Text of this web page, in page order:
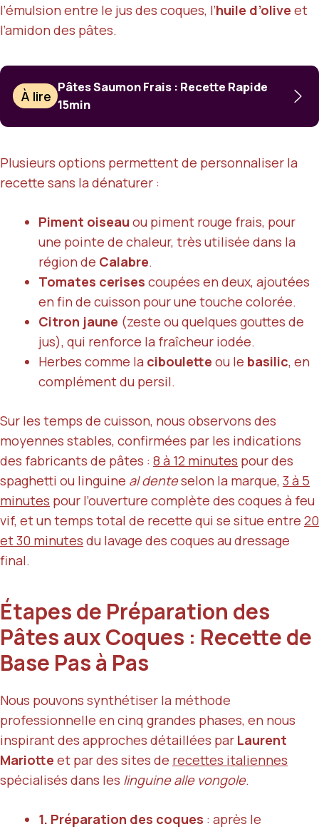
l’émulsion entre le jus des coques, l’huile d’olive et
l’amidon des pâtes.
À lire
Pâtes Saumon Frais : Recette Rapide
15min
Plusieurs options permettent de personnaliser la
recette sans la dénaturer :
Piment oiseau ou piment rouge frais, pour
une pointe de chaleur, très utilisée dans la
région de Calabre.
Tomates cerises coupées en deux, ajoutées
en fin de cuisson pour une touche colorée.
Citron jaune (zeste ou quelques gouttes de
jus), qui renforce la fraîcheur iodée.
Herbes comme la ciboulette ou le basilic, en
complément du persil.
Sur les temps de cuisson, nous observons des
moyennes stables, confirmées par les indications
des fabricants de pâtes : 8 à 12 minutes pour des
spaghetti ou linguine al denteselon la marque, 3 à 5
minutes pour l’ouverture complète des coques à feu
vif, et un temps total de recette qui se situe entre 20
et 30 minutes du lavage des coques au dressage
final.
Étapes de Préparation des
Pâtes aux Coques : Recette de
Base Pas à Pas
Nous pouvons synthétiser la méthode
professionnelle en cinq grandes phases, en nous
inspirant des approches détaillées par Laurent
Mariotte et par des sites de recettes italiennes
spécialisés dans les linguine alle vongole.
1. Préparation des coques : après le